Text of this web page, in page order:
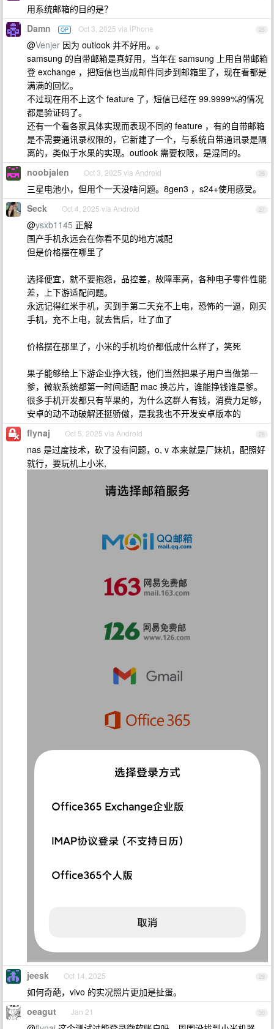
用系统邮箱的目的是？
25
Damn OP Oct 3, 2025 via iPhone
@Venjer 因为 outlook 并不好用。。
samsung 的自带邮箱是真好用，当年在 samsung 上用自带邮箱
登 exchange ，把短信也当成邮件同步到邮箱里了，现在看都是
满满的回忆。
不过现在用不上这个 feature 了，短信已经在 99.9999%的情况
都是验证码了。
还有一个看各家具体实现而表现不同的 feature ，有的自带邮箱
是不需要通讯录权限的，它新建了一个，与系统自带通讯录是隔
离的，类似于水果的实现。outlook 需要权限，是混同的。
26
noobjalen Oct 3, 2025 via Android
三星电池小，但用个一天没啥问题。8gen3 ，s24+使用感受。
27
Seck Oct 4, 2025 via Android
@ysxb1145 正解
国产手机永远会在你看不见的地方减配
但是价格摆在哪里了
选择便宜，就不要抱怨，品控差，故障率高，各种电子零件性能
差，上下游适配问题。
永远记得红米手机，买到手第二天充不上电，恐怖的一逼，刚买
手机，充不上电，就去售后，吐了血了
价格摆在那里了，小米的手机均价都低成什么样了，笑死
果子能够给上下游企业挣大钱，他们当然把果子用户当做第一
爹，微软系统都第一时间适配 mac 换芯片，谁能挣钱谁是爹。
很多手机开发都只有苹果的，为什么这群人有钱，消费力足够，
安卓的动不动破解还挺骄傲，是我我也不开发安卓版本的
28
flynaj Oct 5, 2025 via Android
nas 是过度技术，砍了没有问题，o, v 本来就是厂妹机，配照好
就行，要玩机上小米,
29
jeesk Oct 14, 2025
如何奇葩，vivo 的实况照片更加是扯蛋。
30
oeagut Jan 21